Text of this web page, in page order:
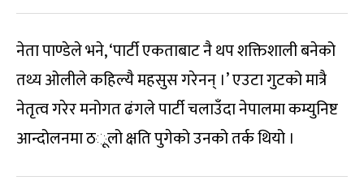
नेता पाण्डेले भने, ‘पार्टी एकताबाट नै थप शक्तिशाली बनेको
तथ्य ओलीले कहिल्यै महसुस गरेनन् ।’ एउटा गुटको मात्रै
नेतृत्व गरेर मनोगत ढंगले पार्टी चलाउँदा नेपालमा कम्युनिष्ट
आन्दोलनमा ठूलो क्षति पुगेको उनको तर्क थियो ।